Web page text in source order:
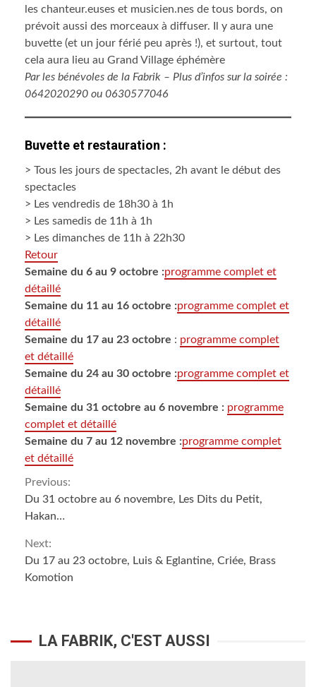
les chanteur.euses et musicien.nes de tous bords, on
prévoit aussi des morceaux à diffuser. Il y aura une
buvette (et un jour férié peu après !), et surtout, tout
cela aura lieu au Grand Village éphémère
Par les bénévoles de la Fabrik – Plus d’infos sur la soirée :
0642020290 ou 0630577046
Buvette et restauration :
> Tous les jours de spectacles, 2h avant le début des
spectacles
> Les vendredis de 18h30 à 1h
> Les samedis de 11h à 1h
> Les dimanches de 11h à 22h30
Retour
Semaine du 6 au 9 octobre :programme complet et
détaillé
Semaine du 11 au 16 octobre :programme complet et
détaillé
Semaine du 17 au 23 octobre : programme complet
et détaillé
Semaine du 24 au 30 octobre :programme complet et
détaillé
Semaine du 31 octobre au 6 novembre : programme
complet et détaillé
Semaine du 7 au 12 novembre :programme complet
et détaillé
Continue
Reading
Previous:
Du 31 octobre au 6 novembre, Les Dits du Petit,
Hakan…
Next:
Du 17 au 23 octobre, Luis & Eglantine, Criée, Brass
Komotion
LA FABRIK, C'EST AUSSI